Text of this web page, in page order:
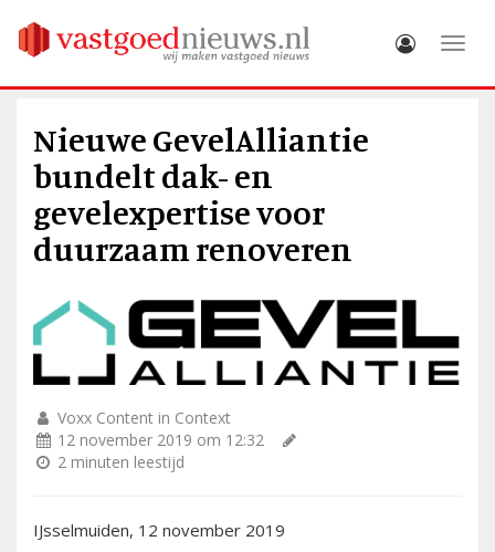
Nieuwe GevelAlliantie
bundelt dak- en
gevelexpertise voor
duurzaam renoveren
Voxx Content in Context
12 november 2019 om 12:32
2 minuten leestijd
IJsselmuiden, 12 november 2019